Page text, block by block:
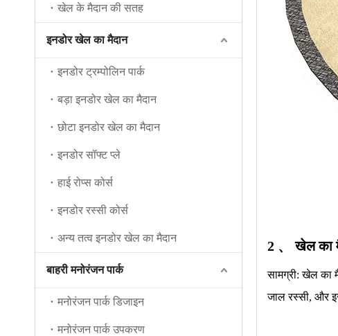
खेल के मैदान की सतह
इनडोर खेल का मैदान
इनडोर ट्रम्पोलिन पार्क
बड़ा इनडोर खेल का मैदान
छोटा इनडोर खेल का मैदान
इनडोर सॉफ्ट प्ले
हाई रोप्स कोर्स
इनडोर रस्सी कोर्स
अन्य तत्व इनडोर खेल का मैदान
बाहरी मनोरंजन पार्क
मनोरंजन पार्क डिजाइन
मनोरंजन पार्क उपकरण
2 、खेल का
सामग्री: खेल का
जाल रस्सी, और